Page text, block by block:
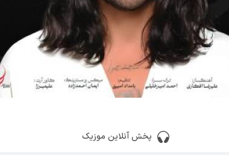
پخش آنلاین موزیک